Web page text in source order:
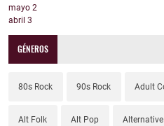
mayo 2
abril 3
GÉNEROS
80s Rock 90s Rock Adult
Alt Folk Alt Pop Alternative